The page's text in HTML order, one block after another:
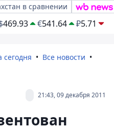
в сравнении
469.93 €541.64 ₽5.71
сегодня
Все новости
21:43, 09 декабря 2011